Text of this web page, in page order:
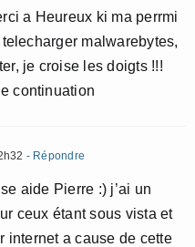
a Heureux ki ma perrmi
malwarebytes,
je croise les doigts !!!
continuation
- Répondre
aide Pierre :) j’ai un
ceux étant sous vista et
internet a cause de cette